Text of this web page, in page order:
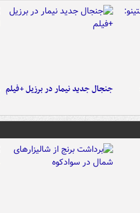
جنجال جدید نیمار در برزیل +فیلم